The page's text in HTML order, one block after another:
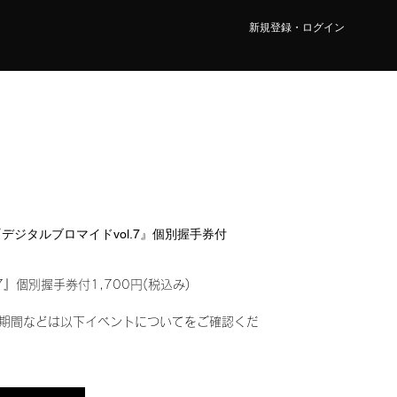
新規登録・ログイン
ジタルブロマイドvol.7』個別握手券付
』個別握手券付1,700円(税込み)
間などは以下イベントについてをご確認くだ